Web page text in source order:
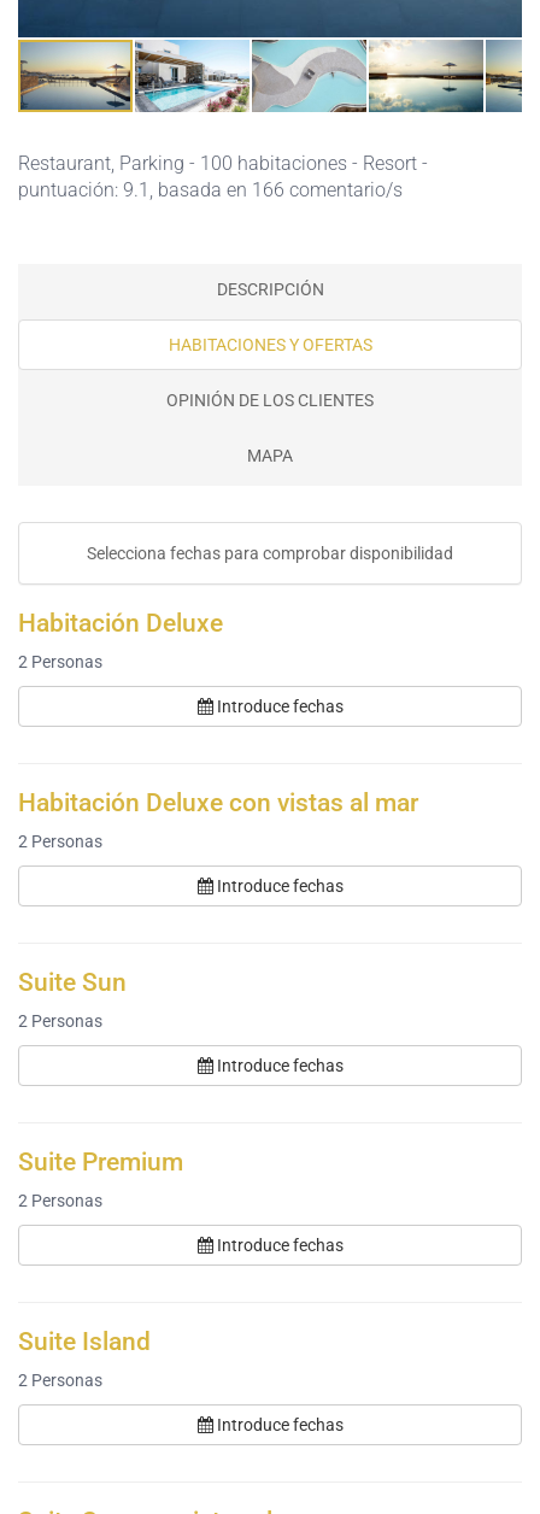
Restaurant, Parking - 100 habitaciones - Resort -
puntuación: 9.1, basada en 166 comentario/s
DESCRIPCIÓN
HABITACIONES Y OFERTAS
OPINIÓN DE LOS CLIENTES
MAPA
Selecciona fechas para comprobar disponibilidad
Habitación Deluxe
2 Personas
Introduce fechas
Habitación Deluxe con vistas al mar
2 Personas
Introduce fechas
Suite Sun
2 Personas
Introduce fechas
Suite Premium
2 Personas
Introduce fechas
Suite Island
2 Personas
Introduce fechas